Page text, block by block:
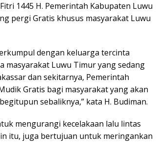
1445 H. Pemerintah Kabupaten Luwu
pergi Gratis khusus masyarakat Luwu
dengan keluarga tercinta
masyarakat Luwu Timur yang sedang
dan sekitarnya, Pemerintah
Gratis bagi masyarakat yang akan
sebaliknya,” kata H. Budiman.
mengurangi kecelakaan lalu lintas
itu, juga bertujuan untuk meringankan